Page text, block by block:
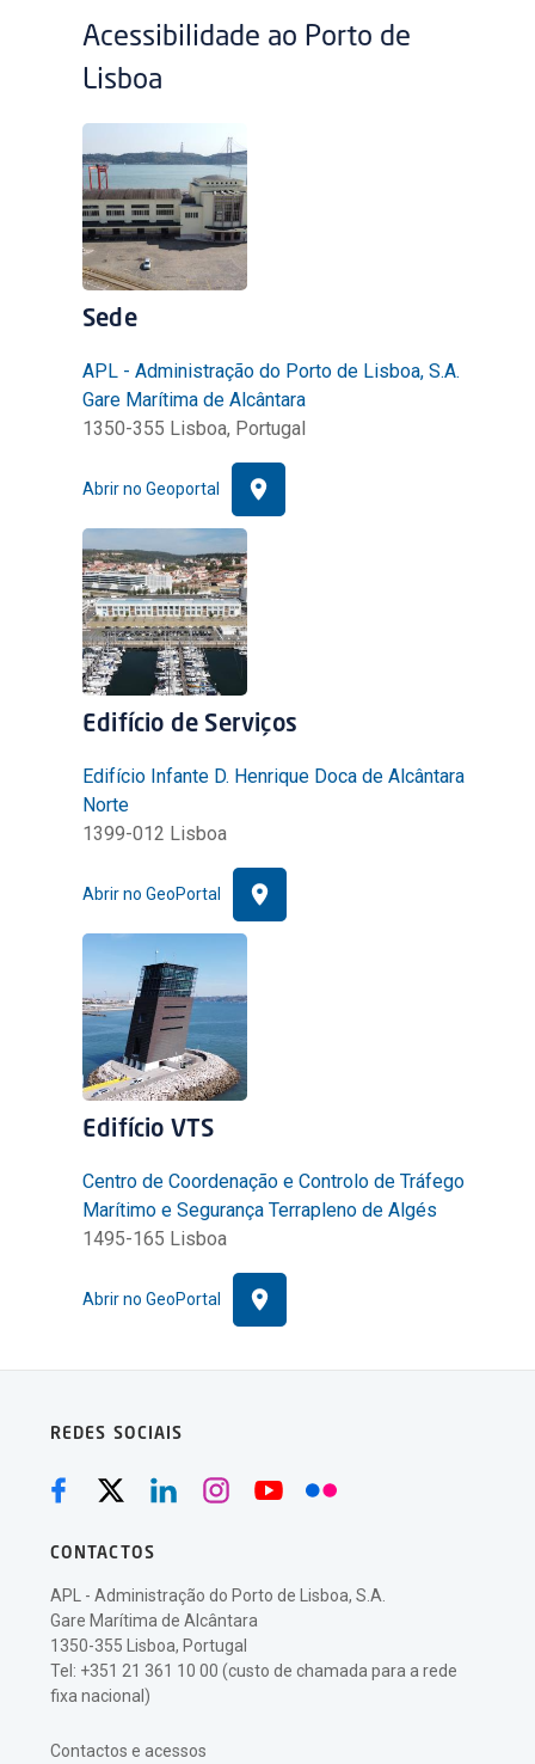
Acessibilidade ao Porto de
Lisboa
Sede
APL - Administração do Porto de Lisboa, S.A.
Gare Marítima de Alcântara
1350-355 Lisboa, Portugal
Abrir no Geoportal
Edifício de Serviços
Edifício Infante D. Henrique Doca de Alcântara
Norte
1399-012 Lisboa
Abrir no GeoPortal
Edifício VTS
Centro de Coordenação e Controlo de Tráfego
Marítimo e Segurança Terrapleno de Algés
1495-165 Lisboa
Abrir no GeoPortal
REDES SOCIAIS
CONTACTOS
APL - Administração do Porto de Lisboa, S.A.
Gare Marítima de Alcântara
1350-355 Lisboa, Portugal
Tel: +351 21 361 10 00 (custo de chamada para a rede
fixa nacional)
Contactos e acessos